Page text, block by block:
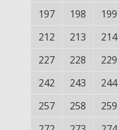
197
198 199
212
213 214
227
228 229
242
243 244
257
258 259